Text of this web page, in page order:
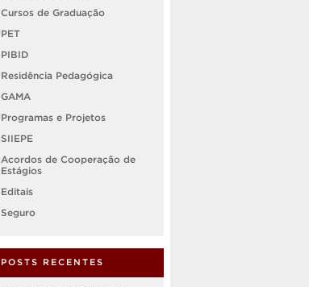
Cursos de Graduação
PET
PIBID
Residência Pedagógica
GAMA
Programas e Projetos
SIIEPE
Acordos de Cooperação de
Estágios
Editais
Seguro
POSTS RECENTES